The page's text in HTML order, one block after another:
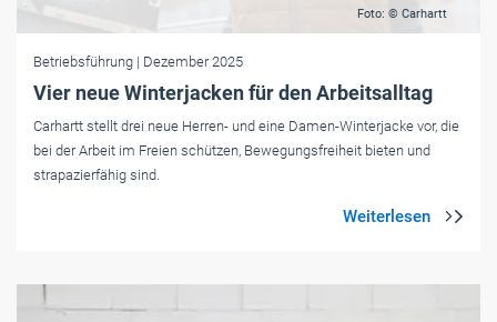
Foto: © Carhartt
Betriebsführung | Dezember 2025
Vier neue Winterjacken für den Arbeitsalltag
Carhartt stellt drei neue Herren- und eine Damen-Winterjacke vor, die
bei der Arbeit im Freien schützen, Bewegungsfreiheit bieten und
strapazierfähig sind.